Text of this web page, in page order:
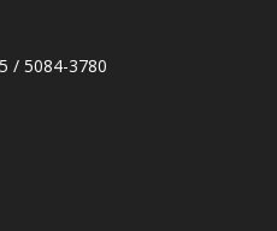
/ 5084-3780